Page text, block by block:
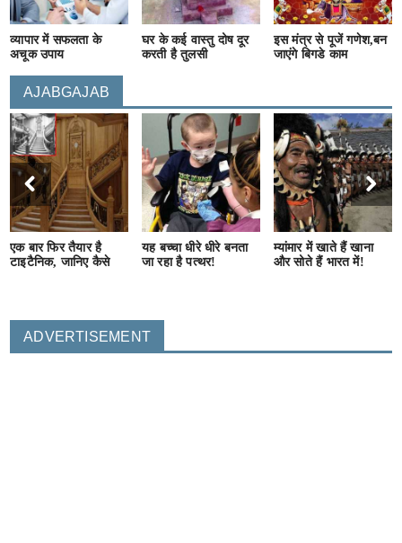
व्यापार में सफलता के
अचूक उपाय
घर के कई वास्तु दोष दूर
करती है तुलसी
इस मंत्र से पूजें गणेश,बन
जाएंगे बिगडे काम
AJABGAJAB
एक बार फिर तैयार है
टाइटैनिक, जानिए कैसे
यह बच्चा धीरे धीरे बनता
जा रहा है पत्थर!
म्यांमार में खाते हैं खाना
और सोते हैं भारत में!
ADVERTISEMENT